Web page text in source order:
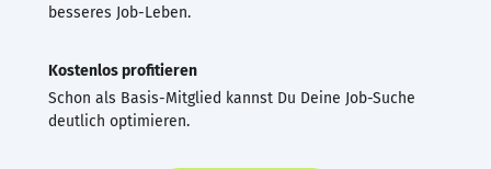
besseres Job-Leben.
Kostenlos profitieren
Schon als Basis-Mitglied kannst Du Deine Job-Suche
deutlich optimieren.